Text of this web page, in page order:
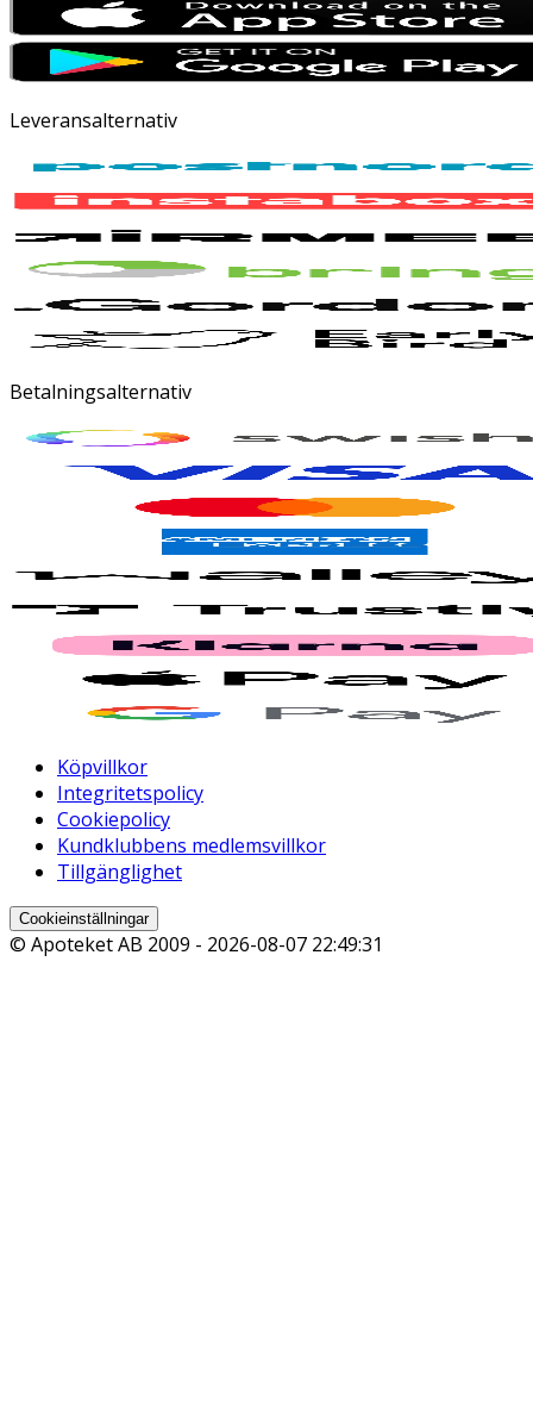
Leveransalternativ
Betalningsalternativ
Köpvillkor
Integritetspolicy
Cookiepolicy
Kundklubbens medlemsvillkor
Tillgänglighet
Cookieinställningar
© Apoteket AB 2009 - 2026-08-07 22:49:31